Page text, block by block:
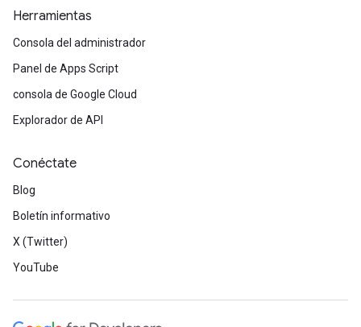
Herramientas
Consola del administrador
Panel de Apps Script
consola de Google Cloud
Explorador de API
Conéctate
Blog
Boletín informativo
X (Twitter)
YouTube